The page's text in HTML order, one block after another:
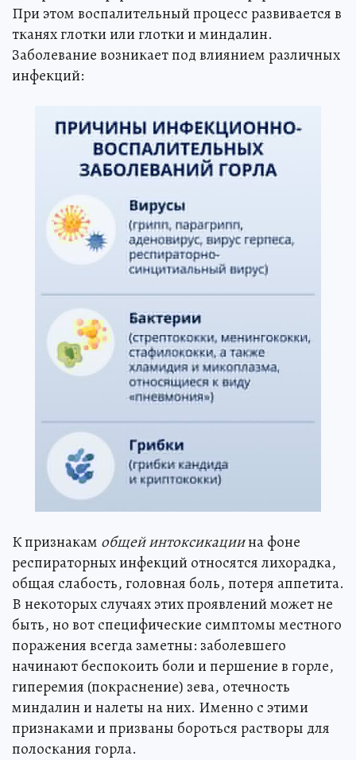
При этом воспалительный процесс развивается в
тканях глотки или глотки и миндалин.
Заболевание возникает под влиянием различных
инфекций:
К признакам общей интоксикациина фоне
респираторных инфекций относятся лихорадка,
общая слабость, головная боль, потеря аппетита.
В некоторых случаях этих проявлений может не
быть, но вот специфические симптомы местного
поражения всегда заметны: заболевшего
начинают беспокоить боли и першение в горле,
гиперемия (покраснение) зева, отечность
миндалин и налеты на них. Именно с этими
признаками и призваны бороться растворы для
полоскания горла.